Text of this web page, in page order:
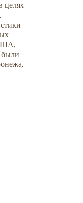
целях
были